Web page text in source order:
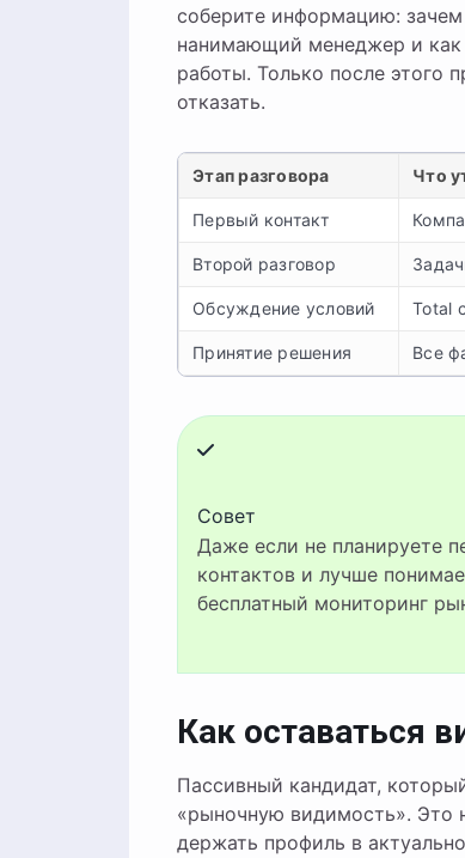
соберите информацию:
нанимающий менеджер и как
работы. Только после этого
отказать.
Этап разговора Что
Первый контакт
Второй разговор
Обсуждение условий Total
Принятие решения Все
Совет
Даже если не планируете переход, отвечайте вежливо: так вы расширяете сеть
контактов и лучше
бесплатный мониторинг
Как оставаться
Пассивный кандидат,
«рыночную видимость». Это
держать профиль в